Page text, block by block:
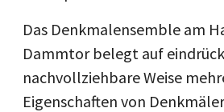
Das Denkmalensemble am
Dammtor belegt auf
nachvollziehbare Weise
Eigenschaften von